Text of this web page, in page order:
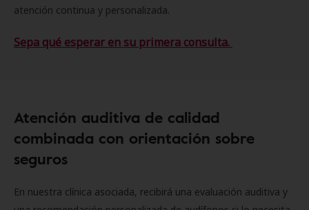
atención continua y personalizada.
Sepa qué esperar en su primera consulta.
Atención auditiva de calidad
combinada con orientación sobre
seguros
En nuestra clínica asociada, recibirá una evaluación auditiva y